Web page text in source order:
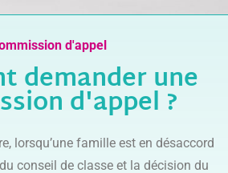
d'appel
demander une
d'appel ?
lorsqu’une famille est en désaccord
conseil de classe et la décision du